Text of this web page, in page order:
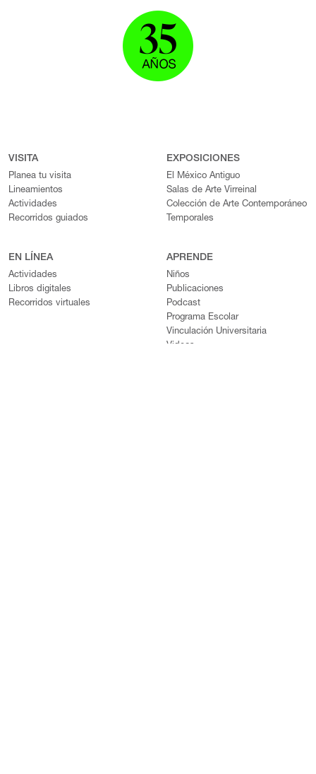
VISITA
Planea tu visita
Lineamientos
Actividades
Recorridos guiados
EXPOSICIONES
El México Antiguo
Salas de Arte Virreinal
Colección de Arte Contemporáneo
Temporales
EN LÍNEA
Actividades
Libros digitales
Recorridos virtuales
APRENDE
Niños
Publicaciones
Podcast
Programa Escolar
Vinculación Universitaria
Videos